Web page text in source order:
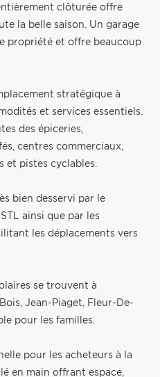
clôturée offre
la belle saison. Un garage
propriété et offre beaucoup
stratégique à
et services essentiels.
des épiceries,
centres commerciaux,
et pistes cyclables.
bien desservi par le
ainsi que par les
les déplacements vers
se trouvent à
Jean-Piaget, Fleur-De-
pour les familles.
pour les acheteurs à la
en main offrant espace,